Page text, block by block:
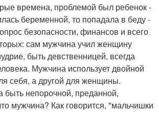
времена, проблемой был ребенок -
беременной, то попадала в беду -
безопасности, финансов и всего
сам мужчина учил женщину
быть девственницей, всегда
Мужчина использует двойной
себя, а другой для женщины.
непорочной, преданной,
мужчина? Как говорится, "мальчишки